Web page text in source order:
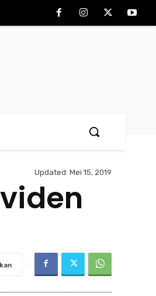
Updated: Mei 15, 2019